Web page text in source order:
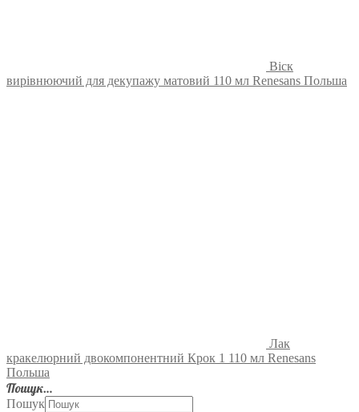
Віск
вирівнюючий для декупажу матовий 110 мл Renesans Польша
Лак
кракелюрний двокомпонентний Крок 1 110 мл Renesans
Польша
Пошук…
Пошук